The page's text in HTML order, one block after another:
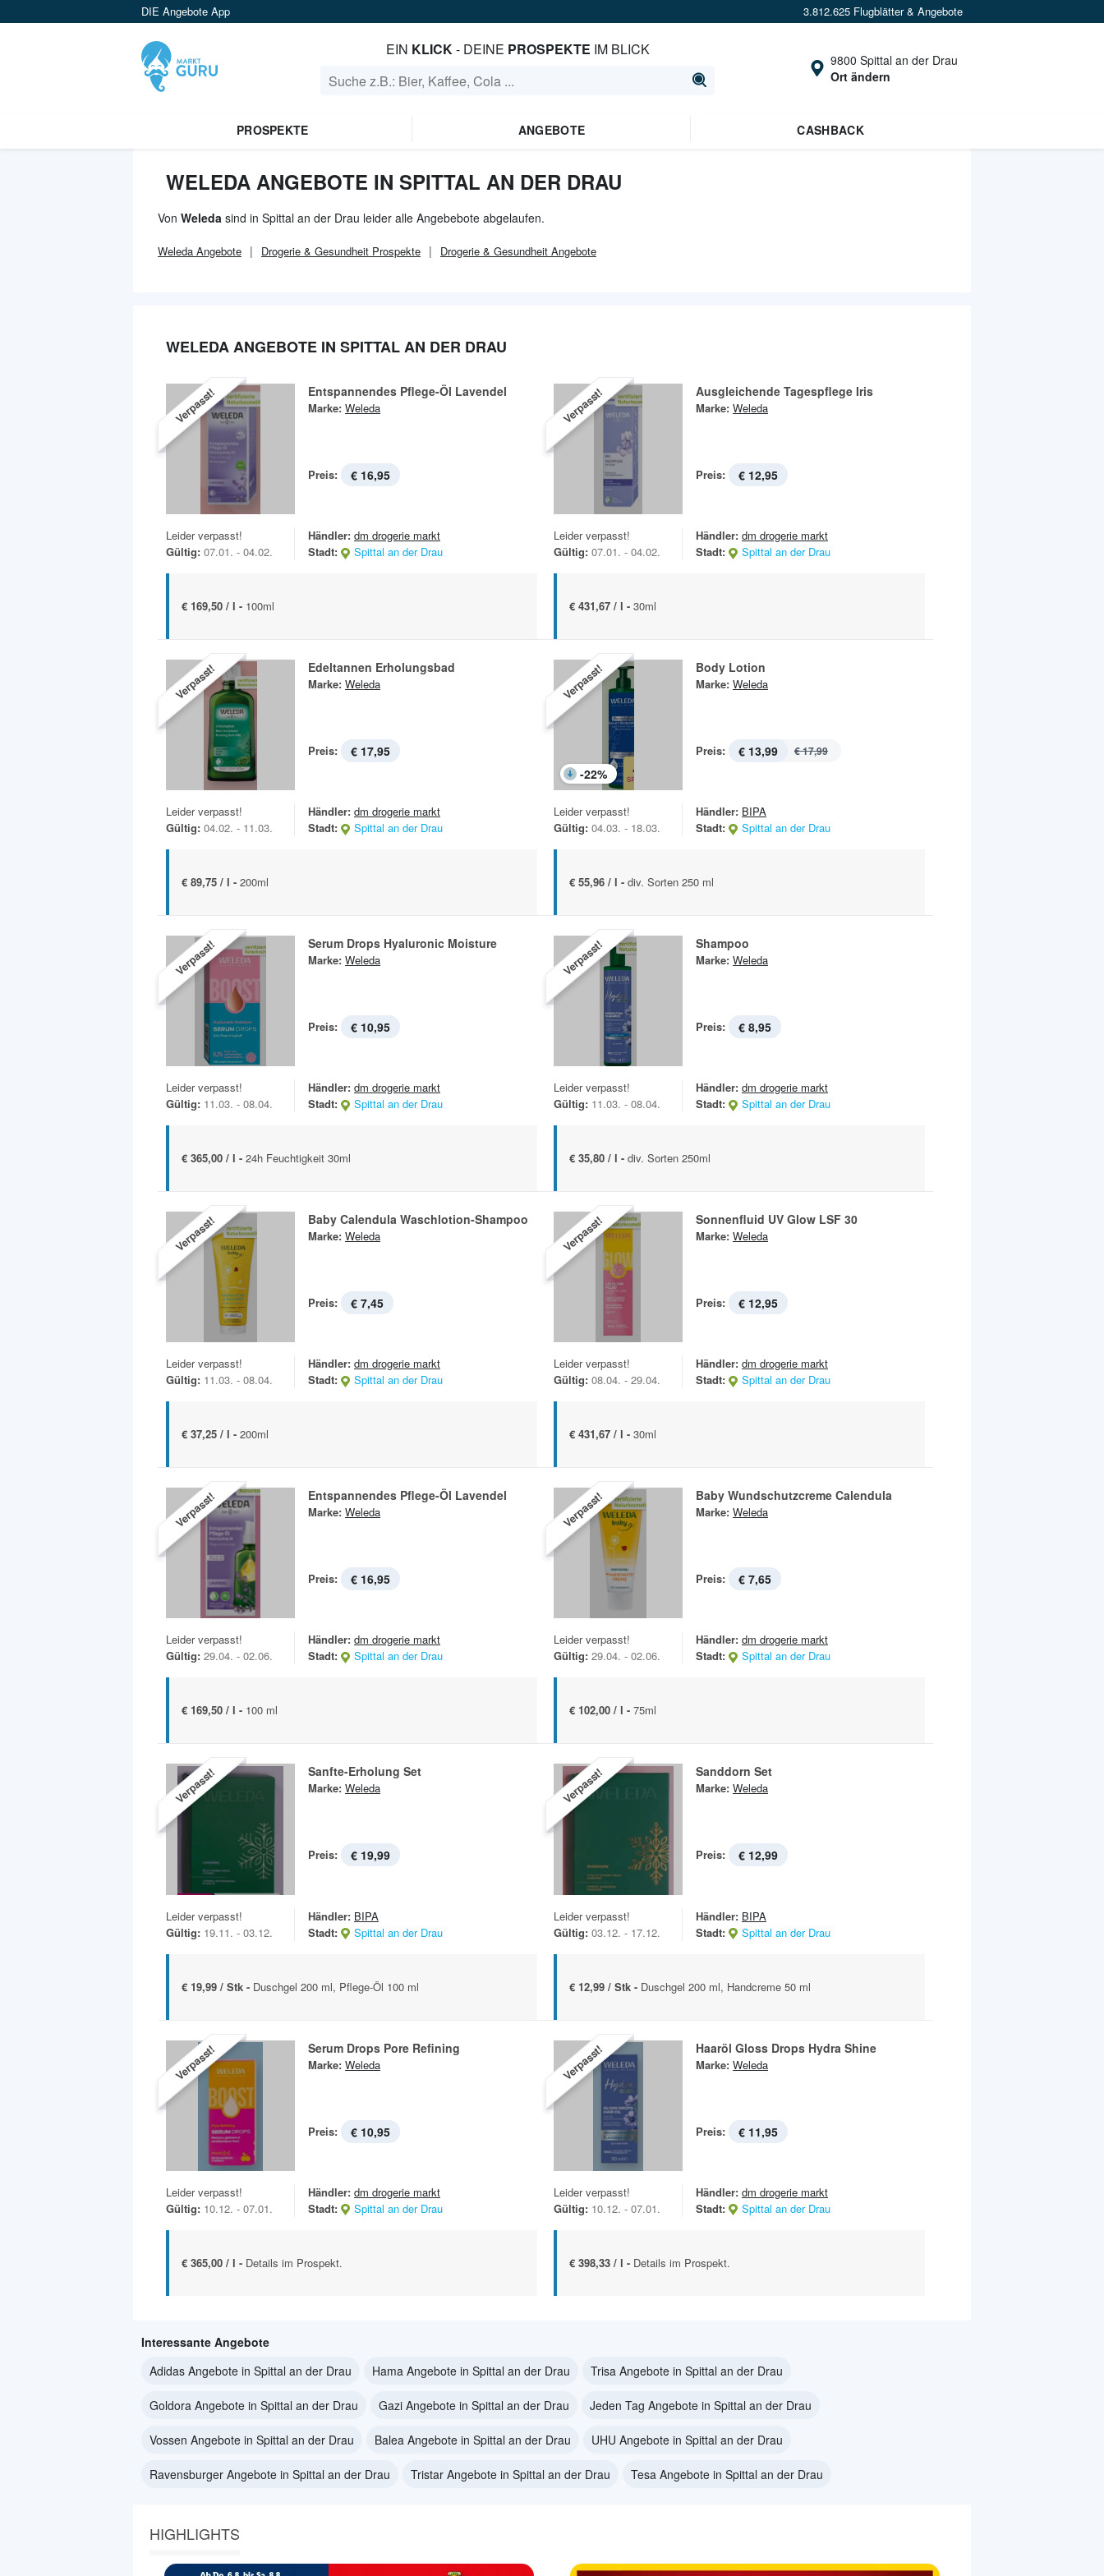
DIE Angebote App 3.812.625 Flugblätter & Angebote
EIN KLICK- DEINE PROSPEKTE IM BLICK
9800 Spittal an der Drau
Ort ändern
PROSPEKTE ANGEBOTE CASHBACK
WELEDA ANGEBOTE IN SPITTAL AN DER DRAU
Von Weleda sind in Spittal an der Drau leider alle Angebebote abgelaufen.
Weleda Angebote Drogerie & Gesundheit Prospekte Drogerie & Gesundheit Angebote
WELEDA ANGEBOTE IN SPITTAL AN DER DRAU
Verpasst! Entspannendes Pflege-Öl Lavendel
Marke: Weleda
Preis: € 16,95
Leider verpasst!
Gültig: 07.01. - 04.02.
Händler: dm drogerie markt
Stadt:
Spittal an der Drau
€ 169,50 / l - 100ml
Verpasst! Ausgleichende Tagespflege Iris
Marke: Weleda
Preis: € 12,95
Leider verpasst!
Gültig: 07.01. - 04.02.
Händler: dm drogerie markt
Stadt:
Spittal an der Drau
€ 431,67 / l - 30ml
Verpasst! Edeltannen Erholungsbad
Marke: Weleda
Preis: € 17,95
Leider verpasst!
Gültig: 04.02. - 11.03.
Händler: dm drogerie markt
Stadt:
Spittal an der Drau
€ 89,75 / l - 200ml
Verpasst!
-22%
Body Lotion
Marke: Weleda
Preis: € 13,99 € 17,99
Leider verpasst!
Gültig: 04.03. - 18.03.
Händler: BIPA
Stadt:
Spittal an der Drau
€ 55,96 / l - div. Sorten 250 ml
Verpasst! Serum Drops Hyaluronic Moisture
Marke: Weleda
Preis: € 10,95
Leider verpasst!
Gültig: 11.03. - 08.04.
Händler: dm drogerie markt
Stadt:
Spittal an der Drau
€ 365,00 / l - 24h Feuchtigkeit 30ml
Verpasst! Shampoo
Marke: Weleda
Preis: € 8,95
Leider verpasst!
Gültig: 11.03. - 08.04.
Händler: dm drogerie markt
Stadt:
Spittal an der Drau
€ 35,80 / l - div. Sorten 250ml
Verpasst! Baby Calendula Waschlotion-Shampoo
Marke: Weleda
Preis: € 7,45
Leider verpasst!
Gültig: 11.03. - 08.04.
Händler: dm drogerie markt
Stadt:
Spittal an der Drau
€ 37,25 / l - 200ml
Verpasst! Sonnenfluid UV Glow LSF 30
Marke: Weleda
Preis: € 12,95
Leider verpasst!
Gültig: 08.04. - 29.04.
Händler: dm drogerie markt
Stadt:
Spittal an der Drau
€ 431,67 / l - 30ml
Verpasst! Entspannendes Pflege-Öl Lavendel
Marke: Weleda
Preis: € 16,95
Leider verpasst!
Gültig: 29.04. - 02.06.
Händler: dm drogerie markt
Stadt:
Spittal an der Drau
€ 169,50 / l - 100 ml
Verpasst! Baby Wundschutzcreme Calendula
Marke: Weleda
Preis: € 7,65
Leider verpasst!
Gültig: 29.04. - 02.06.
Händler: dm drogerie markt
Stadt:
Spittal an der Drau
€ 102,00 / l - 75ml
Verpasst! Sanfte-Erholung Set
Marke: Weleda
Preis: € 19,99
Leider verpasst!
Gültig: 19.11. - 03.12.
Händler: BIPA
Stadt:
Spittal an der Drau
€ 19,99 / Stk - Duschgel 200 ml, Pflege-Öl 100 ml
Verpasst! Sanddorn Set
Marke: Weleda
Preis: € 12,99
Leider verpasst!
Gültig: 03.12. - 17.12.
Händler: BIPA
Stadt:
Spittal an der Drau
€ 12,99 / Stk - Duschgel 200 ml, Handcreme 50 ml
Verpasst! Serum Drops Pore Refining
Marke: Weleda
Preis: € 10,95
Leider verpasst!
Gültig: 10.12. - 07.01.
Händler: dm drogerie markt
Stadt:
Spittal an der Drau
€ 365,00 / l - Details im Prospekt.
Verpasst! Haaröl Gloss Drops Hydra Shine
Marke: Weleda
Preis: € 11,95
Leider verpasst!
Gültig: 10.12. - 07.01.
Händler: dm drogerie markt
Stadt:
Spittal an der Drau
€ 398,33 / l - Details im Prospekt.
Interessante Angebote
Adidas Angebote in Spittal an der Drau
Hama Angebote in Spittal an der Drau Trisa Angebote in Spittal an der Drau
Goldora Angebote in Spittal an der Drau Gazi Angebote in Spittal an der Drau Jeden Tag Angebote in Spittal an der Drau
Vossen Angebote in Spittal an der Drau Balea Angebote in Spittal an der Drau UHU Angebote in Spittal an der Drau
Ravensburger Angebote in Spittal an der Drau Tristar Angebote in Spittal an der Drau Tesa Angebote in Spittal an der Drau
HIGHLIGHTS